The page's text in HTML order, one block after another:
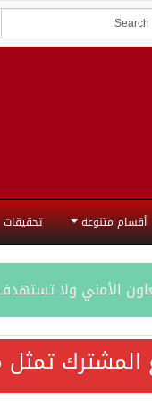
أقسام متنوعة تحقيقات
الأمني ولا
السياسية لحماية أمن
المشترك